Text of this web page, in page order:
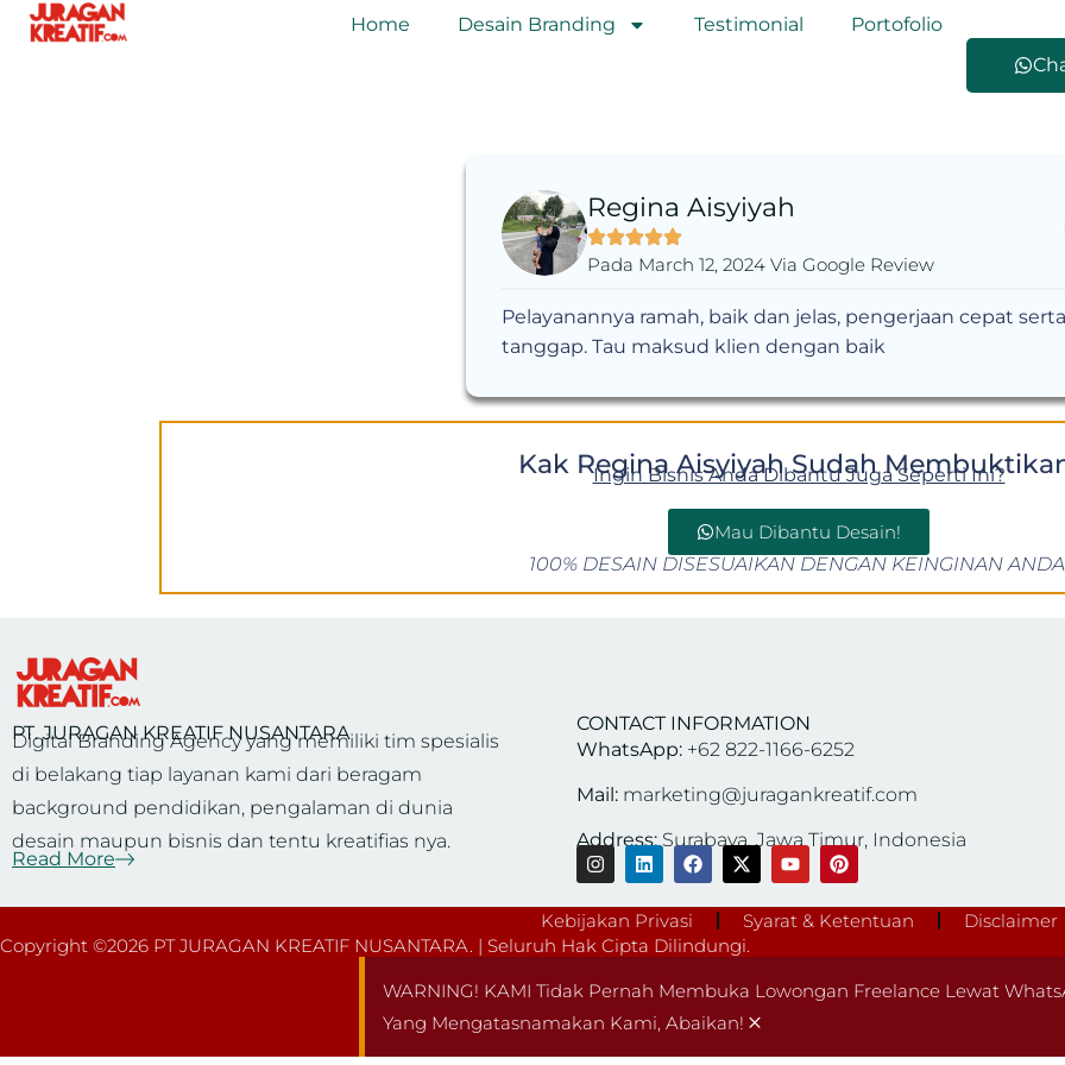
Home Desain Branding Testimonial
Portofolio
Regina Aisyiyah
Pada March 12, 2024 Via Google Review
Pelayanannya ramah, baik dan jelas, pengerjaan cepat serta
tanggap. Tau maksud klien dengan baik
Kak Regina Aisyiyah Sudah
Ingin Bisnis Anda Dibantu Juga Seperti Ini?
Mau Dibantu Desain!
100% DESAIN DISESUAIKAN DENGAN KEINGINAN
PT. JURAGAN KREATIF NUSANTARA
Digital Branding Agency yang memiliki tim spesialis
di belakang tiap layanan kami dari beragam
background pendidikan, pengalaman di dunia
desain maupun bisnis dan tentu kreatifias nya.
Read More
CONTACT INFORMATION
WhatsApp: +62 822-1166-6252
Mail: marketing@juragankreatif.com
Address: Surabaya, Jawa Timur, Indonesia
Kebijakan Privasi Syarat & Ketentuan
Disclaimer
Copyright ©2026 PT JURAGAN KREATIF NUSANTARA. | Seluruh Hak Cipta Dilindungi.
WARNING! KAMI Tidak Pernah Membuka Lowongan Freelance Lewat
Yang Mengatasnamakan Kami, Abaikan! ×